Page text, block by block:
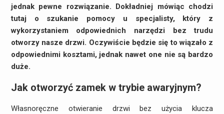
jednak pewne rozwiązanie. Dokładniej mówiąc chodzi
tutaj o szukanie pomocy u specjalisty, który z
wykorzystaniem odpowiednich narzędzi bez trudu
otworzy nasze drzwi. Oczywiście będzie się to wiązało z
odpowiednimi kosztami, jednak nawet one nie są bardzo
duże.
Jak otworzyć zamek w trybie awaryjnym?
Własnoręczne otwieranie drzwi bez użycia klucza